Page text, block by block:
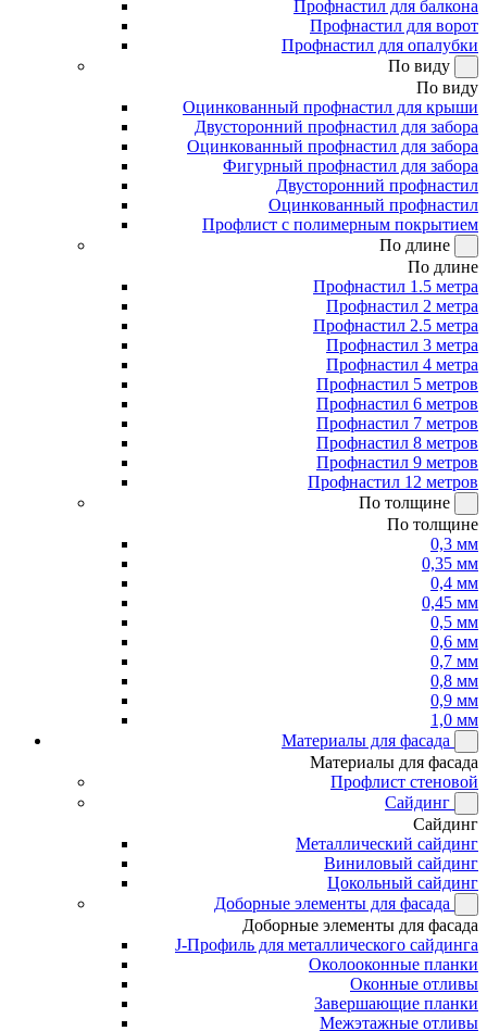
Профнастил для балкона
Профнастил для ворот
Профнастил для опалубки
По виду
По виду
Оцинкованный профнастил для крыши
Двусторонний профнастил для забора
Оцинкованный профнастил для забора
Фигурный профнастил для забора
Двусторонний профнастил
Оцинкованный профнастил
Профлист с полимерным покрытием
По длине
По длине
Профнастил 1.5 метра
Профнастил 2 метра
Профнастил 2.5 метра
Профнастил 3 метра
Профнастил 4 метра
Профнастил 5 метров
Профнастил 6 метров
Профнастил 7 метров
Профнастил 8 метров
Профнастил 9 метров
Профнастил 12 метров
По толщине
По толщине
0,3 мм
0,35 мм
0,4 мм
0,45 мм
0,5 мм
0,6 мм
0,7 мм
0,8 мм
0,9 мм
1,0 мм
Материалы для фасада
Материалы для фасада
Профлист стеновой
Сайдинг
Сайдинг
Металлический сайдинг
Виниловый сайдинг
Цокольный сайдинг
Доборные элементы для фасада
Доборные элементы для фасада
J-Профиль для металлического сайдинга
Околооконные планки
Оконные отливы
Завершающие планки
Межэтажные отливы